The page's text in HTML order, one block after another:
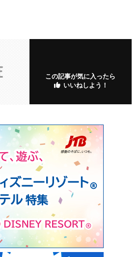
この記事が気に入ったら
いいねしよう！